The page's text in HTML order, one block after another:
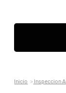
Inicio Inspeccion